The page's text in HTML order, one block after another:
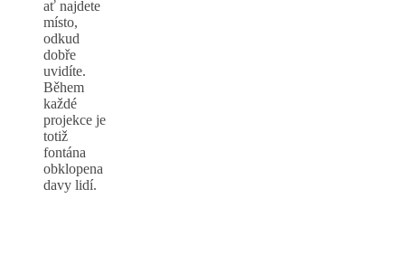
ať najdete
místo,
odkud
dobře
uvidíte.
Během
každé
projekce je
totiž
fontána
obklopena
davy lidí.